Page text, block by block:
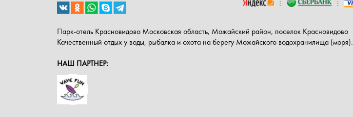
Парк-отель Красновидово Московская область, Можайский район, поселок Красновидово
Качественный отдых у воды, рыбалка и охота на берегу Можайского водохранилища (моря).
НАШ ПАРТНЕР: